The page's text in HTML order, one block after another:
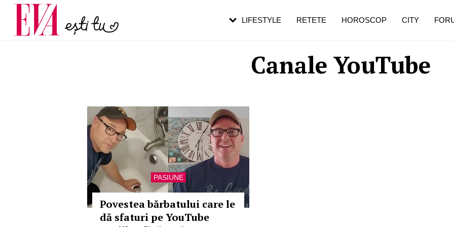
Canale YouTube
PASIUNE
Povestea bărbatului care le
dă sfaturi pe YouTube
LIFESTYLE RETETE HOROSCOP CITY
Carieră
Actualitate
pe măsură ce înaintezi în vârstă
de dureroasă este investigația